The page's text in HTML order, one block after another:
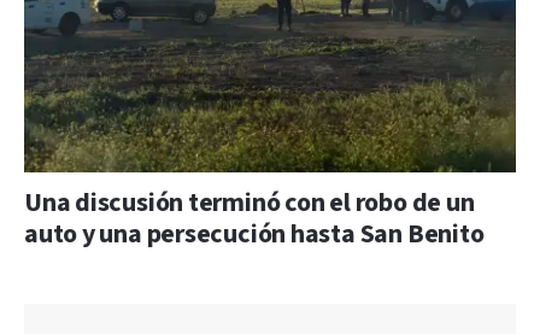
Una discusión terminó con el robo de un
auto y una persecución hasta San Benito